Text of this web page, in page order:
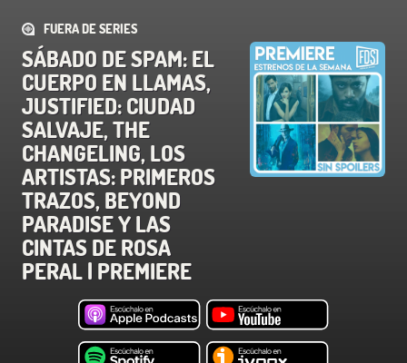
FUERA DE SERIES
SÁBADO DE SPAM: EL
CUERPO EN LLAMAS,
JUSTIFIED: CIUDAD
SALVAJE, THE
CHANGELING, LOS
ARTISTAS: PRIMEROS
TRAZOS, BEYOND
PARADISE Y LAS
CINTAS DE ROSA
PERAL | PREMIERE